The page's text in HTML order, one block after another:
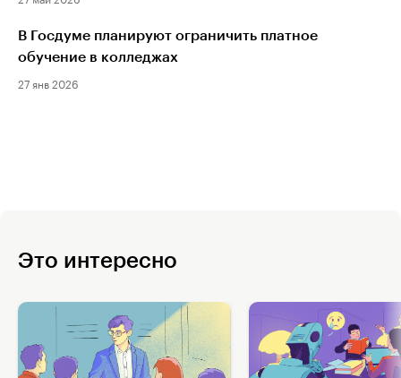
В Госдуме планируют ограничить платное
обучение в колледжах
27 янв 2026
Это интересно